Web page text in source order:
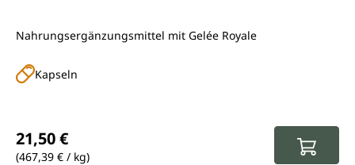
Nahrungsergänzungsmittel mit Gelée Royale
Kapseln
21,50 €
(467,39 € / kg)